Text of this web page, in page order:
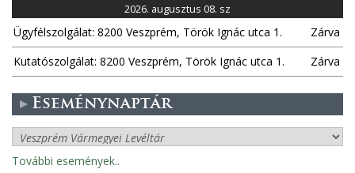
2026. augusztus 08. sz
Ügyfélszolgálat: 8200 Veszprém, Török Ignác utca 1.
Zárva
Kutatószolgálat: 8200 Veszprém, Török Ignác utca 1.
Zárva
Eseménynaptár
További események..